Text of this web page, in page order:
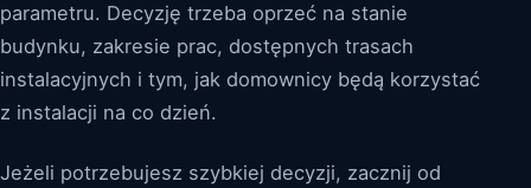
parametru. Decyzję trzeba oprzeć na stanie
budynku, zakresie prac, dostępnych trasach
instalacyjnych i tym, jak domownicy będą korzystać
z instalacji na co dzień.
Jeżeli potrzebujesz szybkiej decyzji, zacznij od